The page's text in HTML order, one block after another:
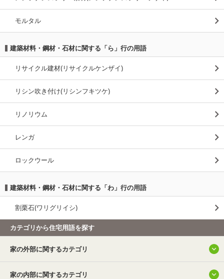
モルタル
建築材料・鋼材・石材に関する「ら」行の用語
リサイクル建材(リサイクルケンザイ)
リシン吹き付け(リシンフキツケ)
リノリウム
レンガ
ロックウール
建築材料・鋼材・石材に関する「わ」行の用語
割栗石(ワリグリイシ)
カテゴリから住宅用語を探す
家の外部に関するカテゴリ
家の内部に関するカテゴリ